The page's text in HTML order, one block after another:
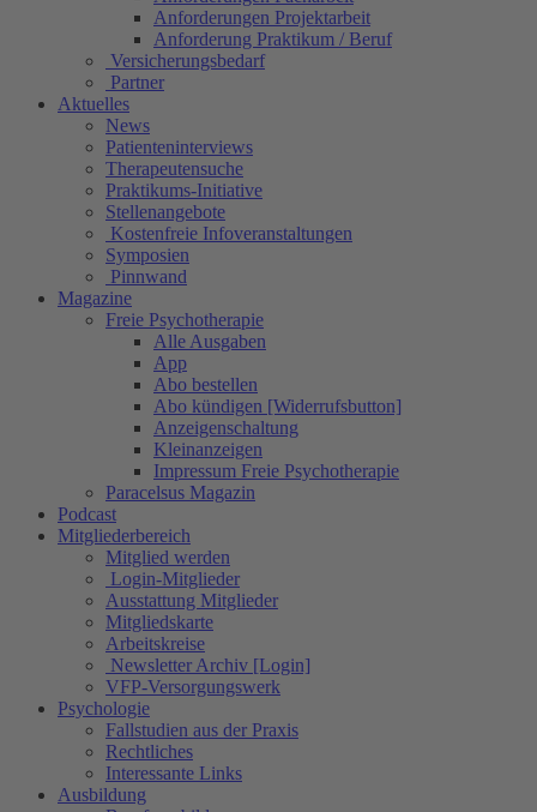
Anforderungen Projektarbeit
Anforderung Praktikum / Beruf
Versicherungsbedarf
Partner
Aktuelles
News
Patienteninterviews
Therapeutensuche
Praktikums-Initiative
Stellenangebote
Kostenfreie Infoveranstaltungen
Symposien
Pinnwand
Magazine
Freie Psychotherapie
Alle Ausgaben
App
Abo bestellen
Abo kündigen [Widerrufsbutton]
Anzeigenschaltung
Kleinanzeigen
Impressum Freie Psychotherapie
Paracelsus Magazin
Podcast
Mitgliederbereich
Mitglied werden
Login-Mitglieder
Ausstattung Mitglieder
Mitgliedskarte
Arbeitskreise
Newsletter Archiv [Login]
VFP-Versorgungswerk
Psychologie
Fallstudien aus der Praxis
Rechtliches
Interessante Links
Ausbildung